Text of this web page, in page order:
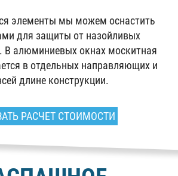
элементы мы можем оснастить
для защиты от назойливых
В алюминиевых окнах москитная
в отдельных направляющих и
длине конструкции.
РАСЧЕТ СТОИМОСТИ